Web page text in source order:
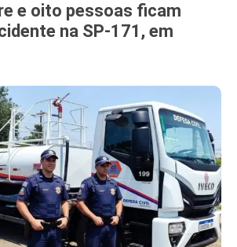
e oito pessoas ficam
na SP-171, em